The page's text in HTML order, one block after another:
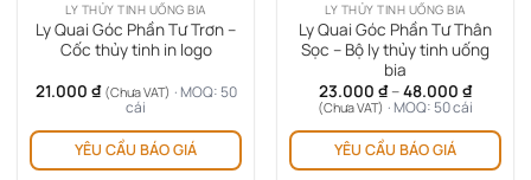
LY THỦY TINH UỐNG BIA
Ly Quai Góc Phần Tư Trơn –
Cốc thủy tinh in logo
21.000 ₫ (Chưa VAT) · MOQ: 50
cái
YÊU CẦU BÁO GIÁ
LY THỦY TINH UỐNG BIA
Ly Quai Góc Phần Tư Thân
Sọc – Bộ ly thủy tinh uống
bia
23.000 ₫ –48.000 ₫Khoảng
giá:
23.000
48.000
(Chưa VAT) · MOQ: 50 cái
YÊU CẦU BÁO GIÁ